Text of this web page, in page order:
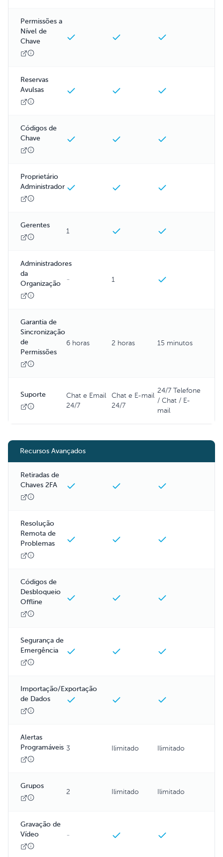
Permissões a
Nível de
Chave
Reservas
Avulsas
Códigos de
Chave
Proprietário
Administrador
Gerentes
1
Administradores
da
Organização
- 1
Garantia de
Sincronização
de
Permissões
6 horas 2 horas 15 minutos
Suporte
Chat e Email
24/7
Chat e E-mail
24/7
24/7 Telefone
/ Chat / E-
mail
Recursos Avançados
Retiradas de
Chaves 2FA
Resolução
Remota de
Problemas
Códigos de
Desbloqueio
Offline
Segurança de
Emergência
Importação/Exportação
de Dados
Alertas
Programáveis 3 Ilimitado Ilimitado
Grupos
2
Ilimitado Ilimitado
Gravação de
Vídeo
-